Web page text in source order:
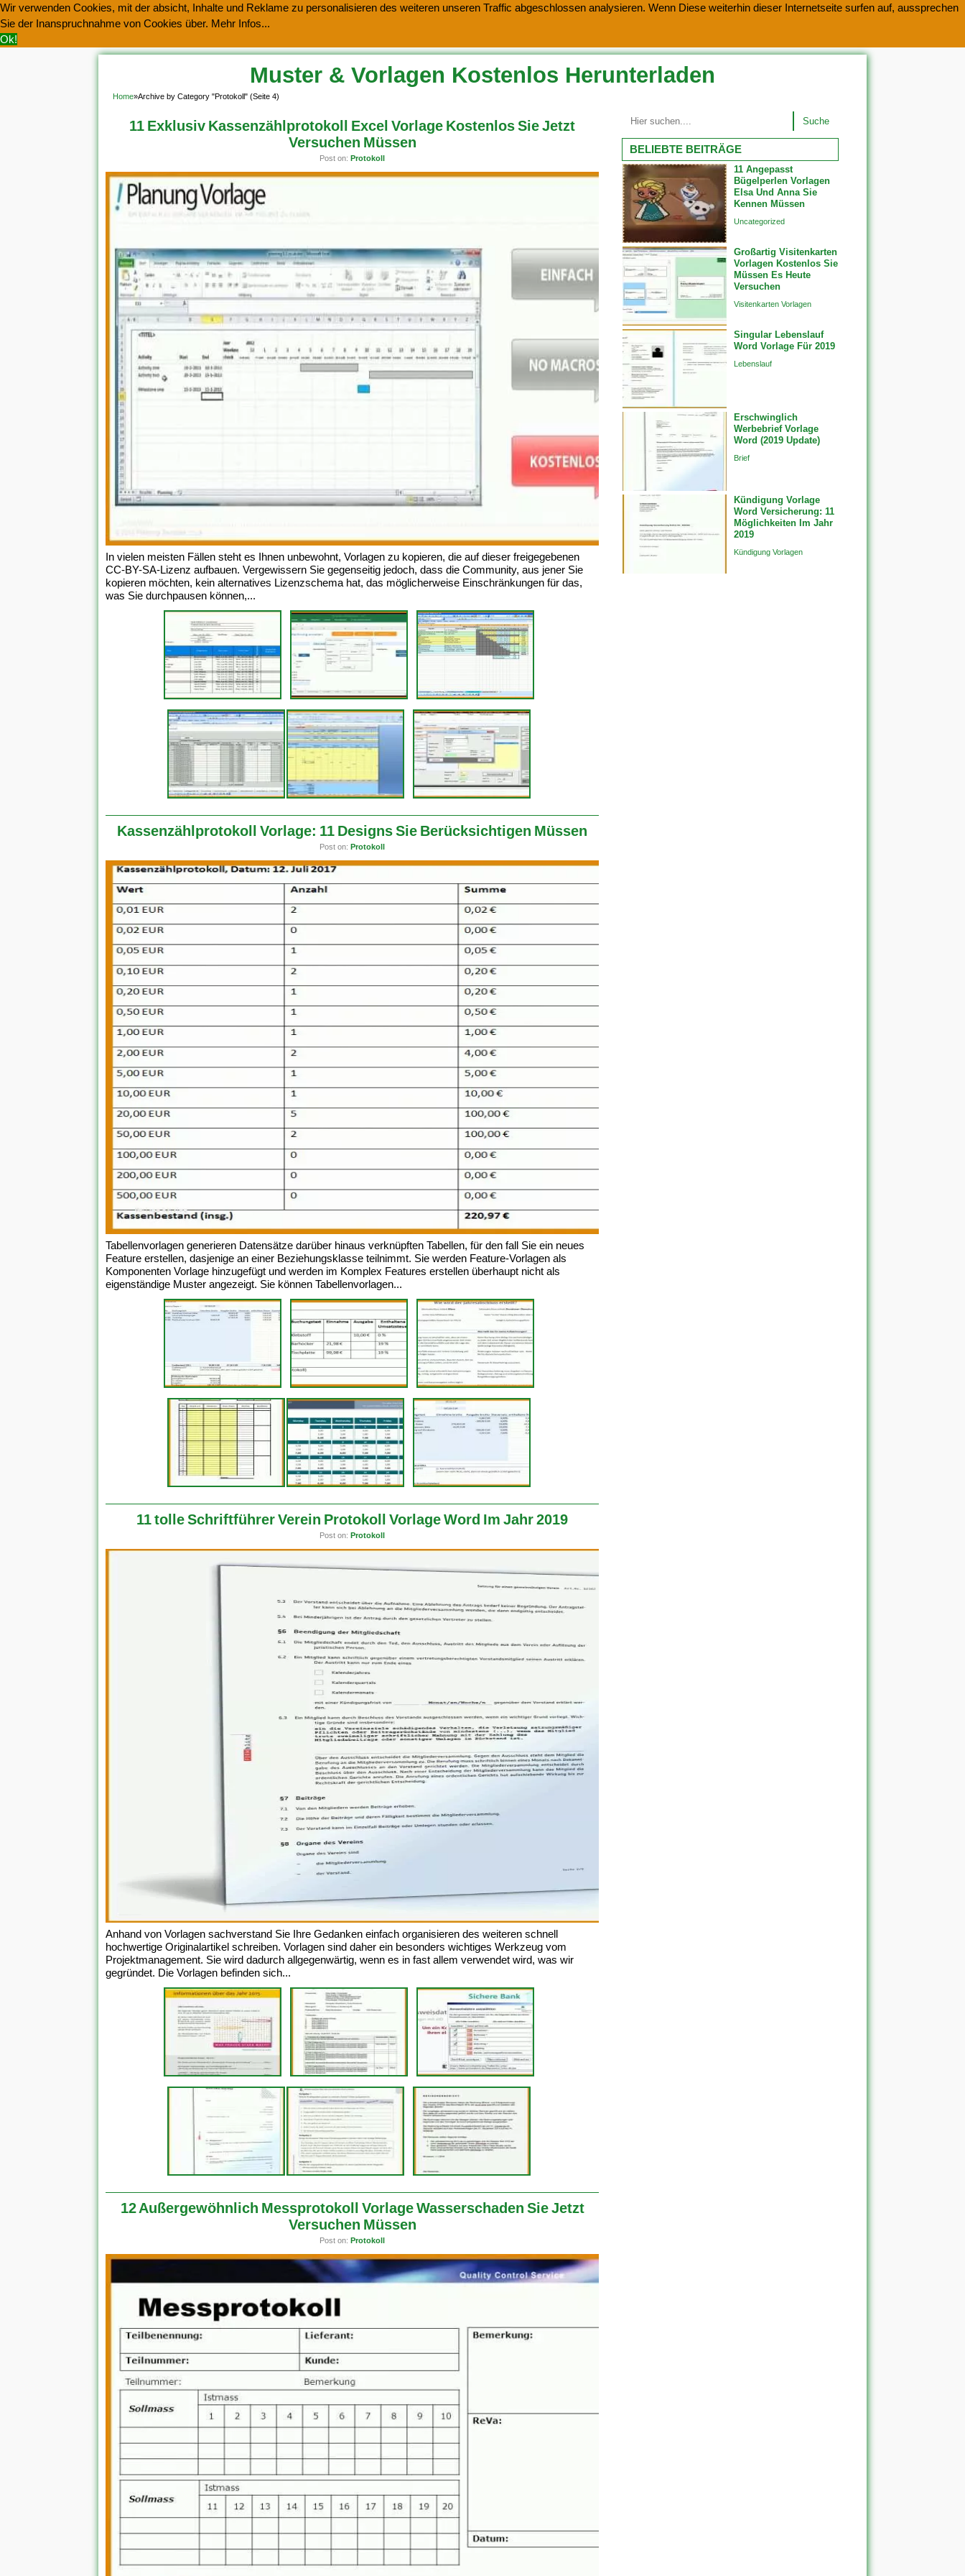
Wir verwenden Cookies, mit der absicht, Inhalte und Reklame zu personalisieren des weiteren unseren Traffic abgeschlossen analysieren. Wenn Diese weiterhin dieser Internetseite surfen auf, aussprechen
Sie der Inanspruchnahme von Cookies über. Mehr Infos...
Ok!
Muster & Vorlagen Kostenlos Herunterladen
Home»Archive by Category "Protokoll" (Seite 4)
11 Exklusiv Kassenzählprotokoll Excel Vorlage Kostenlos Sie Jetzt
Versuchen Müssen
Post on: Protokoll
In vielen meisten Fällen steht es Ihnen unbewohnt, Vorlagen zu kopieren, die auf dieser freigegebenen
CC-BY-SA-Lizenz aufbauen. Vergewissern Sie gegenseitig jedoch, dass die Community, aus jener Sie
kopieren möchten, kein alternatives Lizenzschema hat, das möglicherweise Einschränkungen für das,
was Sie durchpausen können,...
Kassenzählprotokoll Vorlage: 11 Designs Sie Berücksichtigen Müssen
Post on: Protokoll
Tabellenvorlagen generieren Datensätze darüber hinaus verknüpften Tabellen, für den fall Sie ein neues
Feature erstellen, dasjenige an einer Beziehungsklasse teilnimmt. Sie werden Feature-Vorlagen als
Komponenten Vorlage hinzugefügt und werden im Komplex Features erstellen überhaupt nicht als
eigenständige Muster angezeigt. Sie können Tabellenvorlagen...
11 tolle Schriftführer Verein Protokoll Vorlage Word Im Jahr 2019
Post on: Protokoll
Anhand von Vorlagen sachverstand Sie Ihre Gedanken einfach organisieren des weiteren schnell
hochwertige Originalartikel schreiben. Vorlagen sind daher ein besonders wichtiges Werkzeug vom
Projektmanagement. Sie wird dadurch allgegenwärtig, wenn es in fast allem verwendet wird, was wir
gegründet. Die Vorlagen befinden sich...
12 Außergewöhnlich Messprotokoll Vorlage Wasserschaden Sie Jetzt
Versuchen Müssen
Post on: Protokoll
Suche
BELIEBTE BEITRÄGE
11 Angepasst
Bügelperlen Vorlagen
Elsa Und Anna Sie
Kennen Müssen
Uncategorized
Großartig Visitenkarten
Vorlagen Kostenlos Sie
Müssen Es Heute
Versuchen
Visitenkarten Vorlagen
Singular Lebenslauf
Word Vorlage Für 2019
Lebenslauf
Erschwinglich
Werbebrief Vorlage
Word (2019 Update)
Brief
Kündigung Vorlage
Word Versicherung: 11
Möglichkeiten Im Jahr
2019
Kündigung Vorlagen